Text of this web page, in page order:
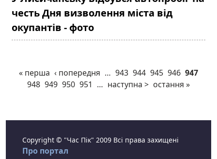
честь Дня визволення міста від
окупантів - фото
« перша ‹ попередня … 943 944 945 946 947
948 949 950 951 … наступна > остання »
Copyright © "Час Пік" 2009 Всі права захищені
Про портал